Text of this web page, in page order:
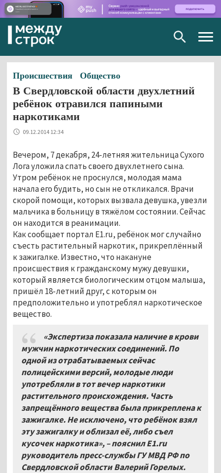
Происшествия Общество
В Свердловской области двухлетний
ребёнок отравился папиными
наркотиками
09.12.2014 12:34
Вечером, 7 декабря, 24-летняя жительница Сухого
Лога уложила спать своего двухлетнего сына.
Утром ребёнок не проснулся, молодая мама
начала его будить, но сын не откликался. Врачи
скорой помощи, которых вызвала девушка, увезли
мальчика в больницу в тяжёлом состоянии. Сейчас
он находится в реанимации.
Как сообщает портал E1.ru, ребёнок мог случайно
съесть растительный наркотик, прикреплённый
к зажигалке. Известно, что накануне
происшествия к гражданскому мужу девушки,
который является биологическим отцом малыша,
пришёл 18-летний друг, с которым он
предположительно и употреблял наркотическое
вещество.
«Экспертиза показала наличие в крови
мужчин наркотических соединений. По
одной из отрабатываемых сейчас
полицейскими версий, молодые люди
употребляли в тот вечер наркотики
растительного происхождения. Часть
запрещённого вещества была прикреплена к
зажигалке. Не исключено, что ребёнок взял
эту зажигалку и облизал её, либо съел
кусочек наркотика», – пояснил E1.ru
руководитель пресс-службы ГУ МВД РФ по
Свердловской области Валерий Горелых.